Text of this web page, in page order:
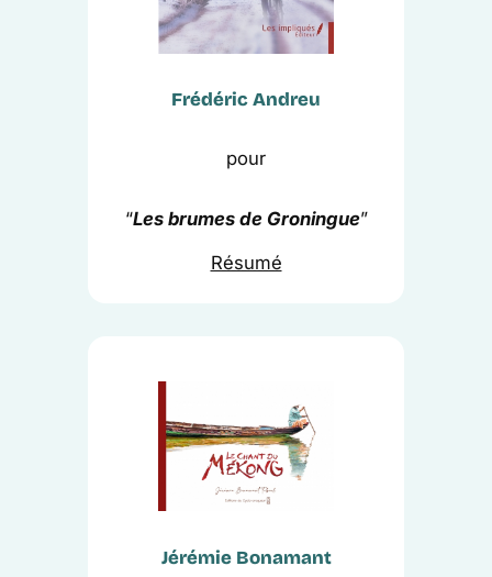
Frédéric Andreu
pour
“Les brumes de Groningue”
Résumé
Jérémie Bonamant